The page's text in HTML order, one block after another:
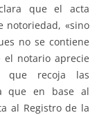
que el acta
notoriedad, «sino
no se contiene
notario aprecie
que recoja las
que en base al
al Registro de la